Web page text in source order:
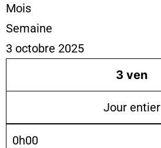
Mois
Semaine
3 octobre 2025
3 ven
Jour entier
0h00